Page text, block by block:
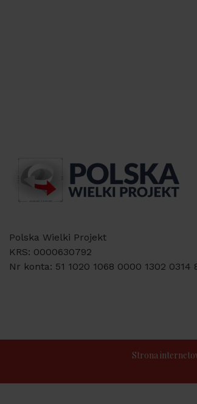
Polska Wielki Projekt
KRS: 0000630792
Nr konta: 51 1020 1068 0000 1302 0314
Strona